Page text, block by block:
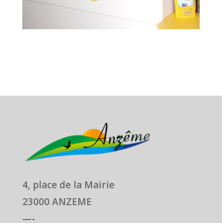
4, place de la Mairie
23000 ANZEME
—-